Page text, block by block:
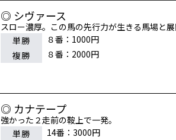
◎ シヴァース
スロー濃厚。この馬の先行力が生きる馬場と展
単勝
８番：1000円
複勝
８番：2000円
◎ カナテープ
強かった２走前の鞍上で一発。
単勝
14番：3000円